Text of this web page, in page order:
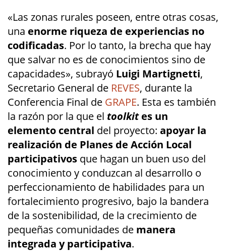
«Las zonas rurales poseen, entre otras cosas,
una enorme riqueza de experiencias no
codificadas. Por lo tanto, la brecha que hay
que salvar no es de conocimientos sino de
capacidades», subrayó Luigi Martignetti,
Secretario General de REVES, durante la
Conferencia Final de GRAPE. Esta es también
la razón por la que el toolkites un
elemento central del proyecto: apoyar la
realización de Planes de Acción Local
participativos que hagan un buen uso del
conocimiento y conduzcan al desarrollo o
perfeccionamiento de habilidades para un
fortalecimiento progresivo, bajo la bandera
de la sostenibilidad, de la crecimiento de
pequeñas comunidades de manera
integrada y participativa.